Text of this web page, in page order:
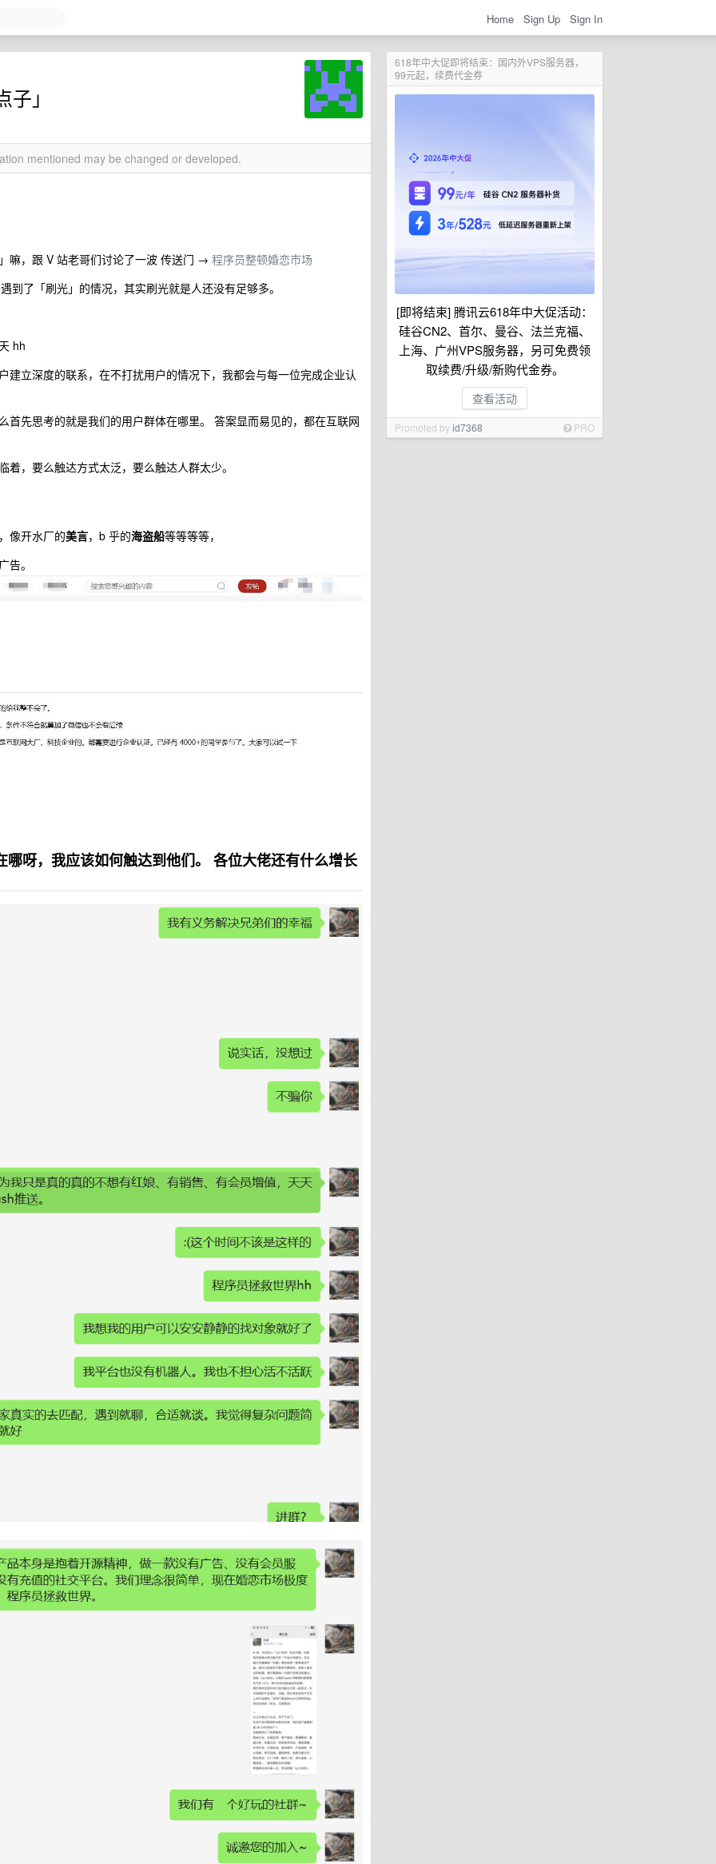
Home Sign Up Sign In
618年中大促即将结束：国内外VPS服务器，
99元起，续费代金券
[即将结束] 腾讯云618年中大促活动：
硅谷CN2、首尔、曼谷、法兰克福、
上海、广州VPS服务器，另可免费领
取续费/升级/新购代金券。
查看活动
Promoted byid7368 PRO
」
mentioned may be changed or developed.
嘛，跟 V 站老哥们讨论了一波 传送门 → 程序员整顿婚恋市场
到了「刷光」的情况，其实刷光就是人还没有足够多。
hh
建立深度的联系，在不打扰用户的情况下，我都会与每一位完成企业认
首先思考的就是我们的用户群体在哪里。 答案显而易见的，都在互联网
，要么触达方式太泛，要么触达人群太少。
像开水厂的美言，b 乎的海盗船等等等等，
告。
呀，我应该如何触达到他们。 各位大佬还有什么增长